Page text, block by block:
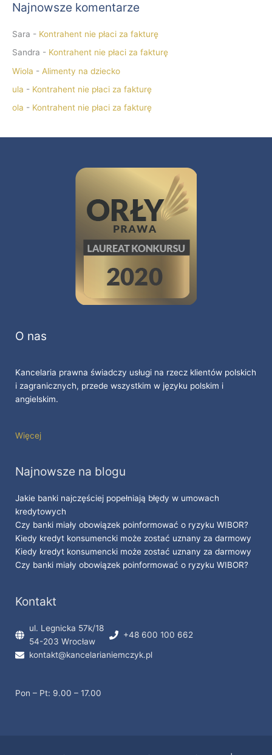
Najnowsze komentarze
Sara - Kontrahent nie płaci za fakturę
Sandra - Kontrahent nie płaci za fakturę
Wiola - Alimenty na dziecko
ula - Kontrahent nie płaci za fakturę
ola - Kontrahent nie płaci za fakturę
O nas
Kancelaria prawna świadczy usługi na rzecz klientów polskich
i zagranicznych, przede wszystkim w języku polskim i
angielskim.
Więcej
Najnowsze na blogu
Jakie banki najczęściej popełniają błędy w umowach
kredytowych
Czy banki miały obowiązek poinformować o ryzyku WIBOR?
Kiedy kredyt konsumencki może zostać uznany za darmowy
Kiedy kredyt konsumencki może zostać uznany za darmowy
Czy banki miały obowiązek poinformować o ryzyku WIBOR?
Kontakt
ul. Legnicka 57k/18
54-203 Wrocław
+48 600 100 662
kontakt@kancelarianiemczyk.pl
Pon – Pt: 9.00 – 17.00